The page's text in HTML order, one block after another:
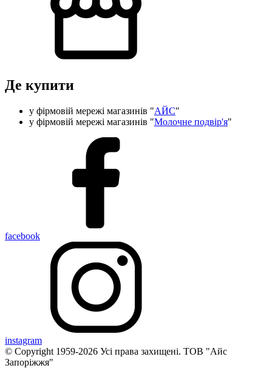
Де купити
у фірмовій мережі магазинів "АЙС"
у фірмовій мережі магазинів "Молочне подвір'я"
facebook
instagram
© Copyright 1959-2026 Усі права захищені. ТОВ "Айс
Запоріжжя"